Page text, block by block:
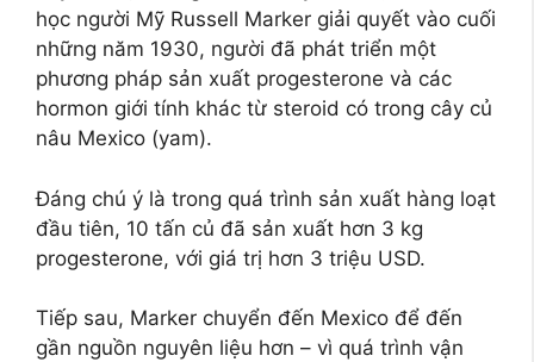
học người Mỹ Russell Marker giải quyết vào cuối
những năm 1930, người đã phát triển một
phương pháp sản xuất progesterone và các
hormon giới tính khác từ steroid có trong cây củ
nâu Mexico (yam).
Đáng chú ý là trong quá trình sản xuất hàng loạt
đầu tiên, 10 tấn củ đã sản xuất hơn 3 kg
progesterone, với giá trị hơn 3 triệu USD.
Tiếp sau, Marker chuyển đến Mexico để đến
gần nguồn nguyên liệu hơn – vì quá trình vận